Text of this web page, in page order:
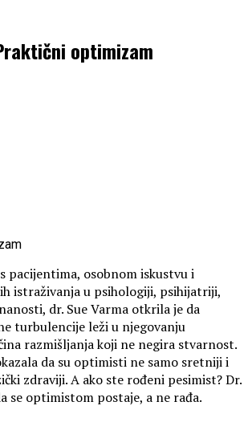
optimizam
pacijentima, osobnom iskustvu i
istraživanja u psihologiji, psihijatriji,
dr. Sue Varma otkrila je da
turbulencije leži u njegovanju
razmišljanja koji ne negira stvarnost.
da su optimisti ne samo sretniji i
zdraviji. A ako ste rođeni pesimist? Dr.
se optimistom postaje, a ne rađa.